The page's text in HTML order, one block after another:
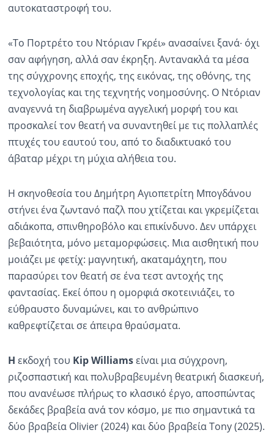
αυτοκαταστροφή του.
«Το Πορτρέτο του Ντόριαν Γκρέι» ανασαίνει ξανά∙ όχι
σαν αφήγηση, αλλά σαν έκρηξη. Αντανακλά τα μέσα
της σύγχρονης εποχής, της εικόνας, της οθόνης, της
τεχνολογίας και της τεχνητής νοημοσύνης. Ο Ντόριαν
αναγεννά τη διαβρωμένα αγγελική μορφή του και
προσκαλεί τον θεατή να συναντηθεί με τις πολλαπλές
πτυχές του εαυτού του, από το διαδικτυακό του
άβαταρ μέχρι τη μύχια αλήθεια του.
Η σκηνοθεσία του Δημήτρη Αγιοπετρίτη Μπογδάνου
στήνει ένα ζωντανό παζλ που χτίζεται και γκρεμίζεται
αδιάκοπα, σπινθηροβόλο και επικίνδυνο. Δεν υπάρχει
βεβαιότητα, μόνο μεταμορφώσεις. Μια αισθητική που
μοιάζει με φετίχ: μαγνητική, ακαταμάχητη, που
παρασύρει τον θεατή σε ένα τεστ αντοχής της
φαντασίας. Εκεί όπου η ομορφιά σκοτεινιάζει, το
εύθραυστο δυναμώνει, και το ανθρώπινο
καθρεφτίζεται σε άπειρα θραύσματα.
Η εκδοχή του Kip Williamsείναι μια σύγχρονη,
ριζοσπαστική και πολυβραβευμένη θεατρική διασκευή,
που ανανέωσε πλήρως το κλασικό έργο, αποσπώντας
δεκάδες βραβεία ανά τον κόσμο, με πιο σημαντικά τα
δύο βραβεία Olivier (2024) και δύο βραβεία Τony (2025).